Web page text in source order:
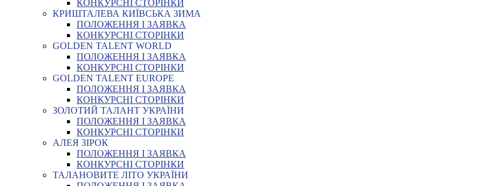
КОНКУРСНІ СТОРІНКИ
КРИШТАЛЕВА КИЇВСЬКА ЗИМА
ПОЛОЖЕННЯ І ЗАЯВКА
КОНКУРСНІ СТОРІНКИ
GOLDEN TALENT WORLD
ПОЛОЖЕННЯ І ЗАЯВКА
КОНКУРСНІ СТОРІНКИ
GOLDEN TALENT EUROPE
ПОЛОЖЕННЯ І ЗАЯВКА
КОНКУРСНІ СТОРІНКИ
ЗОЛОТИЙ ТАЛАНТ УКРАЇНИ
ПОЛОЖЕННЯ І ЗАЯВКА
КОНКУРСНІ СТОРІНКИ
АЛЕЯ ЗІРОК
ПОЛОЖЕННЯ І ЗАЯВКА
КОНКУРСНІ СТОРІНКИ
ТАЛАНОВИТЕ ЛІТО УКРАЇНИ